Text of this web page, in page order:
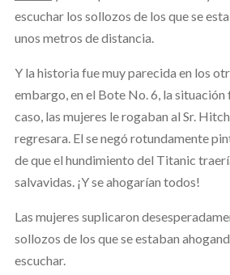
escuchar los sollozos de los que se
unos metros de distancia.
Y la historia fue muy parecida en los
embargo, en el Bote No. 6, la situación
caso, las mujeres le rogaban al Sr.
regresara. El se negó rotundamente
de que el hundimiento del Titanic
salvavidas. ¡Y se ahogarían todos!
Las mujeres suplicaron
sollozos de los que se estaban
escuchar.